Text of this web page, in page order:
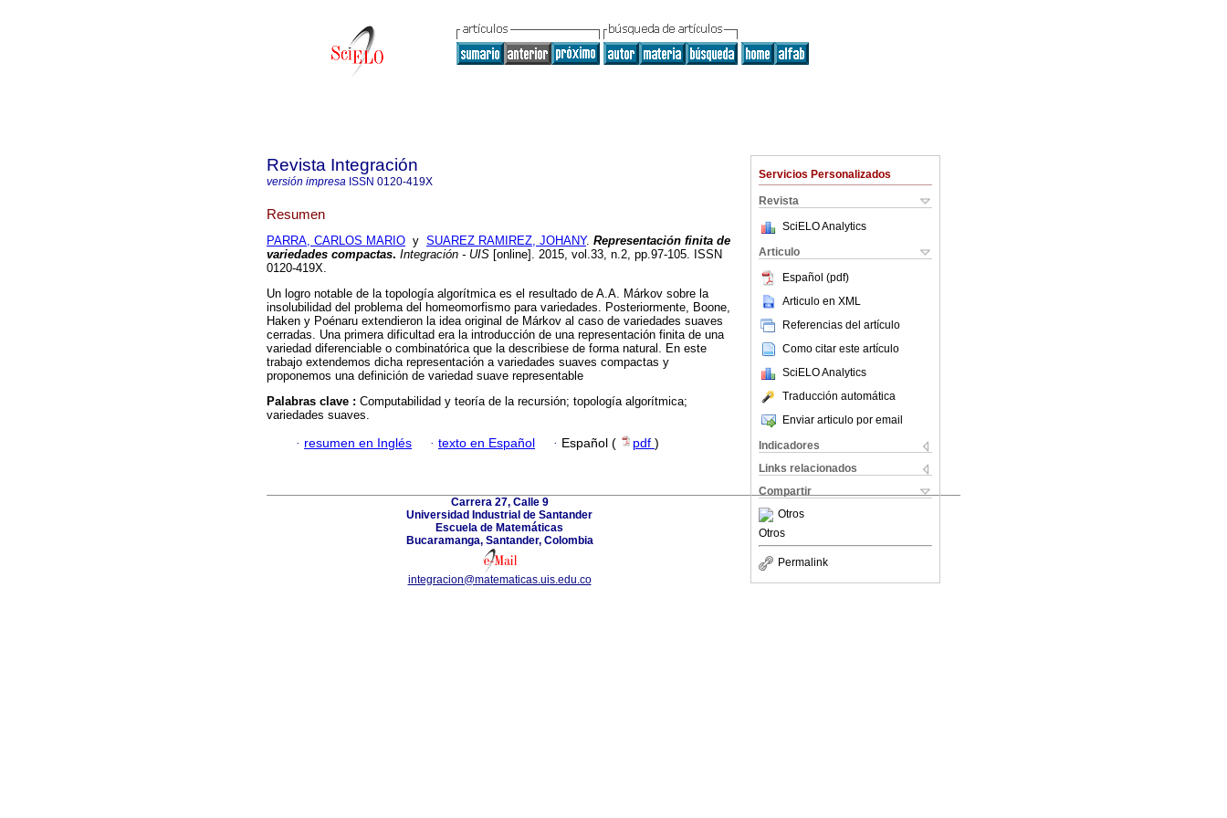
Servicios Personalizados
Revista
SciELO Analytics
Articulo
Español (pdf)
Articulo en XML
Referencias del artículo
Como citar este artículo
SciELO Analytics
Traducción automática
Enviar articulo por email
Indicadores
Links relacionados
Compartir
Otros
Otros
Permalink
Revista Integración
versión impresa ISSN 0120-419X
Resumen
PARRA, CARLOS MARIO y SUAREZ RAMIREZ, JOHANY. Representación finita de
variedades compactas. Integración - UIS [online]. 2015, vol.33, n.2, pp.97-105. ISSN
0120-419X.
Un logro notable de la topología algorítmica es el resultado de A.A. Márkov sobre la
insolubilidad del problema del homeomorfismo para variedades. Posteriormente, Boone,
Haken y Poénaru extendieron la idea original de Márkov al caso de variedades suaves
cerradas. Una primera dificultad era la introducción de una representación finita de una
variedad diferenciable o combinatórica que la describiese de forma natural. En este
trabajo extendemos dicha representación a variedades suaves compactas y
proponemos una definición de variedad suave representable
Palabras clave : Computabilidad y teoría de la recursión; topología algorítmica;
variedades suaves.
· resumen en Inglés · texto en Español · Español ( pdf )
Carrera 27, Calle 9
Universidad Industrial de Santander
Escuela de Matemáticas
Bucaramanga, Santander, Colombia
integracion@matematicas.uis.edu.co